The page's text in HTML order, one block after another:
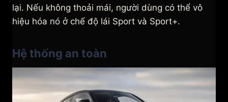
lại. Nếu không thoải mái, người dùng có thể vô
hiệu hóa nó ở chế độ lái Sport và Sport+.
Hệ thống an toàn